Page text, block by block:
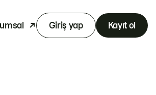
Giriş yap Kayıt ol